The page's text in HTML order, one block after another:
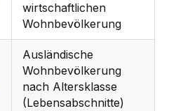
wirtschaftlichen
Wohnbevölkerung
Ausländische
Wohnbevölkerung
nach Altersklasse
(Lebensabschnitte)